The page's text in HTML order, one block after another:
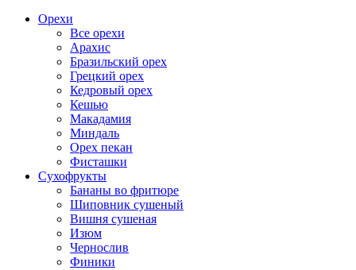
Орехи
Все орехи
Арахис
Бразильский орех
Грецкий орех
Кедровый орех
Кешью
Макадамия
Миндаль
Орех пекан
Фисташки
Сухофрукты
Бананы во фритюре
Шиповник сушеный
Вишня сушеная
Изюм
Чернослив
Финики